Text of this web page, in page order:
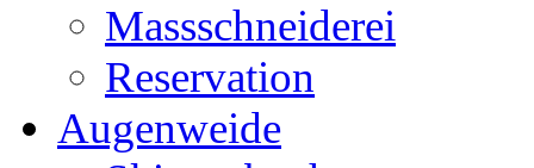
Massschneiderei
Reservation
Augenweide